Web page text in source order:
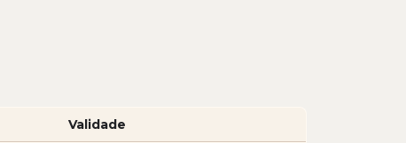
Validade